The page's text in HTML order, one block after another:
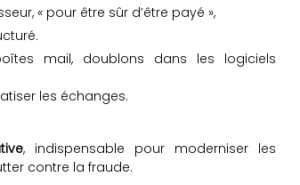
« pour être sûr d’être payé »,
mail, doublons dans les logiciels
les échanges.
, indispensable pour moderniser les
contre la fraude.